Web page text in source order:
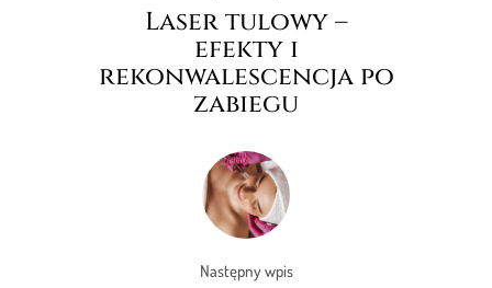
Laser tulowy –
efekty i
rekonwalescencja po
zabiegu
Następny wpis